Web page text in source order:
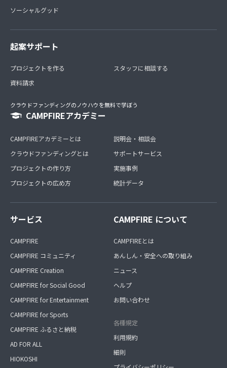
ソーシャルグッド
起案サポート
プロジェクトを作る
資料請求
スタッフに相談する
クラウドファンディングのノウハウを無料で学ぼう
CAMPFIREアカデミー
CAMPFIREアカデミーとは
クラウドファンディングとは
プロジェクトの作り方
プロジェクトの広め方
説明会・相談会
サポートサービス
実施事例
統計データ
サービス
CAMPFIRE
CAMPFIRE コミュニティ
CAMPFIRE Creation
CAMPFIRE for Social Good
CAMPFIRE for Entertainment
CAMPFIRE for Sports
CAMPFIRE ふるさと納税
AD FOR ALL
HIOKOSHI
CAMPFIRE について
CAMPFIREとは
あんしん・安全への取り組み
ニュース
ヘルプ
お問い合わせ
各種規定
利用規約
細則